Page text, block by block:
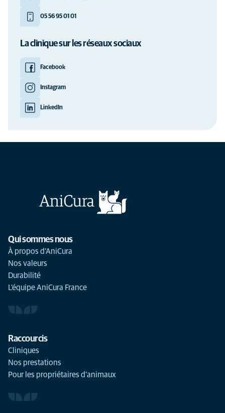
05 56 95 01 01
La clinique sur les réseaux sociaux
Facebook
Instagram
LinkedIn
Qui sommes nous
À propos d'AniCura
Nos valeurs
Durabilité
L'équipe AniCura France
Raccourcis
Cliniques
Nos prestations
Pour les propriétaires d'animaux